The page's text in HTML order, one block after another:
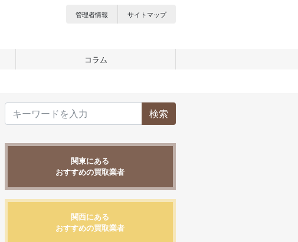
管理者情報 サイトマップ
コラム
検索
関東にある
おすすめの買取業者
関西にある
おすすめの買取業者